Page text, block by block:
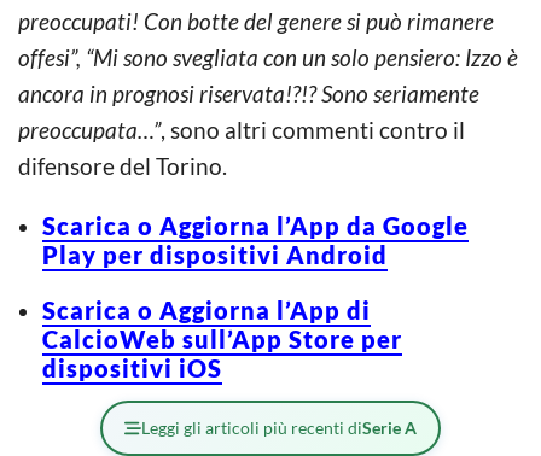
preoccupati! Con botte del genere si può rimanere
offesi”, “Mi sono svegliata con un solo pensiero: Izzo è
ancora in prognosi riservata!?!? Sono seriamente
preoccupata…”, sono altri commenti contro il
difensore del Torino.
Scarica o Aggiorna l’App da Google
Play per dispositivi Android
Scarica o Aggiorna l’App di
CalcioWeb sull’App Store per
dispositivi iOS
Leggi gli articoli più recenti diSerie A